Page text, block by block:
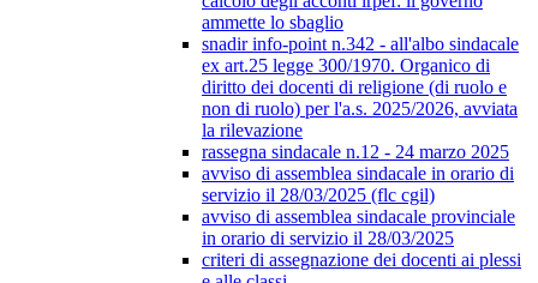
ammette lo sbaglio
snadir info-point n.342 - all'albo sindacale
ex art.25 legge 300/1970. Organico di
diritto dei docenti di religione (di ruolo e
non di ruolo) per l'a.s. 2025/2026, avviata
la rilevazione
rassegna sindacale n.12 - 24 marzo 2025
avviso di assemblea sindacale in orario di
servizio il 28/03/2025 (flc cgil)
avviso di assemblea sindacale provinciale
in orario di servizio il 28/03/2025
criteri di assegnazione dei docenti ai plessi